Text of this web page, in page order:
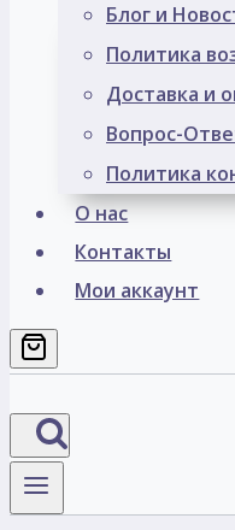
Блог и
Политика
Доставка и
Вопрос-
Политика
О нас
Контакты
Мои аккаунт